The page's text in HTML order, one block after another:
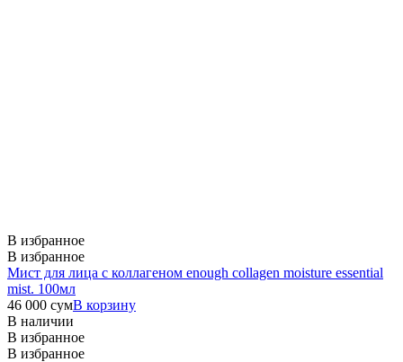
В избранное
В избранное
Мист для лица с коллагеном enough collagen moisture essential
mist. 100мл
46 000 сумВ корзину
В наличии
В избранное
В избранное